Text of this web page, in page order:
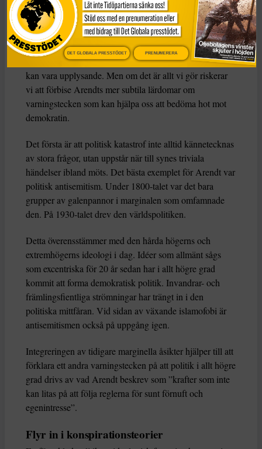
meningsfull. Detta var postfaktisk politik, eller ”post-
sanningspolitik”, i sin mest extrema form.
Sunt förnuft kommer inte att rädda oss
Att jämföra dagens politik med fullfjädrad totalitarism
kan vara upplysande. Men om det är allt vi gör riskerar
vi att förbise Arendts mer subtila lärdomar om
varningstecken som kan hjälpa oss att bedöma hot mot
demokratin.
Det första är att politisk katastrof inte alltid kännetecknas
av stora frågor, utan uppstår när till synes triviala
händelser ibland möts. Det bästa exemplet för Arendt var
politisk antisemitism. Under 1800-talet var det bara
grupper av galenpannor i marginalen som omfamnade
den. På 1930-talet drev den världspolitiken.
Detta överensstämmer med den hårda högerns och
extremhögerns ideologi i dag. Idéer som allmänt sågs
som excentriska för 20 år sedan har i allt högre grad
kommit att forma demokratisk politik. Invandrar- och
främlingsfientliga strömningar har trängt in i den
politiska mittfåran. Vid sidan av växande islamofobi är
antisemitismen också på uppgång igen.
Integreringen av tidigare marginella åsikter hjälper till att
förklara ett andra varningstecken på att politik i allt högre
grad drivs av vad Arendt beskrev som ”krafter som inte
kan litas på att följa reglerna för sunt förnuft och
egenintresse”.
Flyr in i konspirationsteorier
DET GLOBALA PRESSTÖDET PRENUMERERA